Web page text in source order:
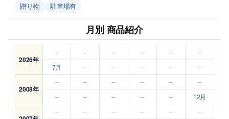
贈り物
駐車場有
月別 商品紹介
2026年
– – – – –
–
7月
– – – – –
2008年
– – – – –
–
–
– – – – 12月
– – – – –
–